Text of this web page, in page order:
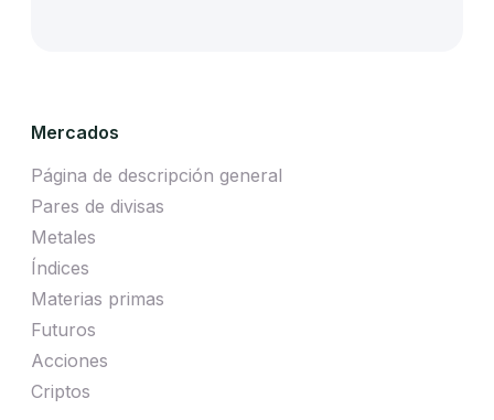
Mercados
Página de descripción general
Pares de divisas
Metales
Índices
Materias primas
Futuros
Acciones
Criptos